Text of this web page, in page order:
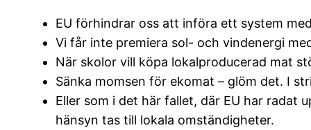
EU förhindrar oss att införa ett system
Vi får inte premiera sol- och vindenergi
När skolor vill köpa lokalproducerad mat
Sänka momsen för ekomat – glöm det. I
Eller som i det här fallet, där EU har radat
hänsyn tas till lokala omständigheter.